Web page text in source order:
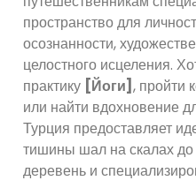
пространство для
осознанности,
целостного исцеления.
практику [Йоги], пройти
или найти вдохновение
Турция предоставляет
тишины шал на скалах
деревень и